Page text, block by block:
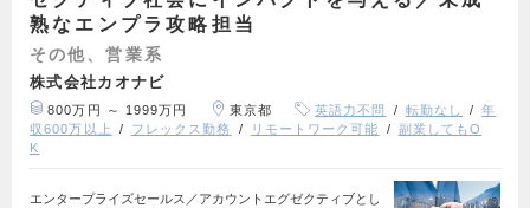
熟なエンプラ攻略担当
その他、営業系
株式会社カオナビ
800万円 ～ 1999万円 東京都 英語力不問 転勤なし
年
収600万以上
フレックス勤務 リモートワーク可能
副業してもO
K
エンタープライズセールス／アカウントエグゼクティブとし